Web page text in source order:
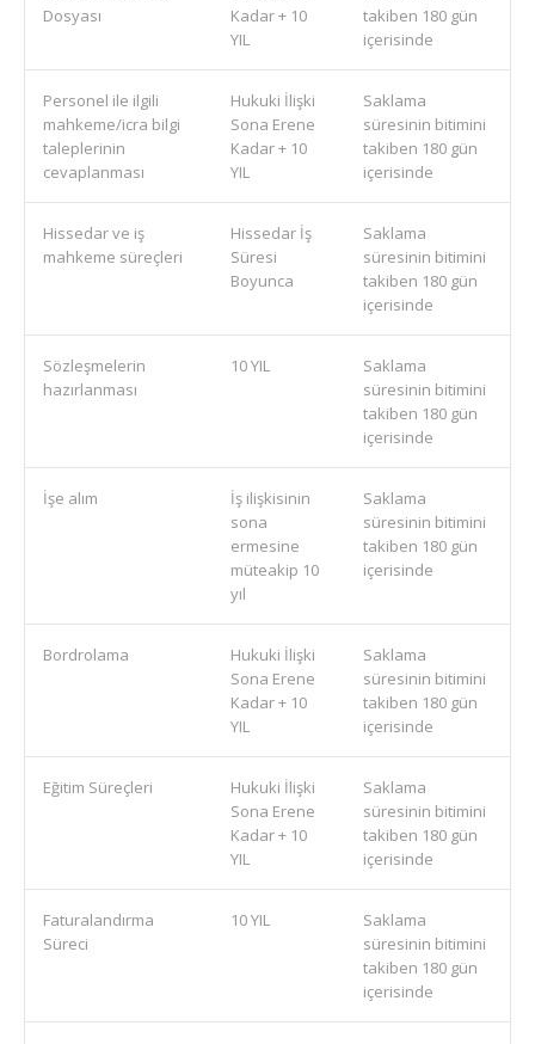
Dosyası
Kadar + 10
YIL
takiben 180 gün
içerisinde
Personel ile ilgili
mahkeme/icra bilgi
taleplerinin
cevaplanması
Hukuki İlişki
Sona Erene
Kadar + 10
YIL
Saklama
süresinin bitimini
takiben 180 gün
içerisinde
Hissedar ve iş
mahkeme süreçleri
Hissedar İş
Süresi
Boyunca
Saklama
süresinin bitimini
takiben 180 gün
içerisinde
Sözleşmelerin
hazırlanması
10 YIL
Saklama
süresinin bitimini
takiben 180 gün
içerisinde
İşe alım
İş ilişkisinin
sona
ermesine
müteakip 10
yıl
Saklama
süresinin bitimini
takiben 180 gün
içerisinde
Bordrolama
Hukuki İlişki
Sona Erene
Kadar + 10
YIL
Saklama
süresinin bitimini
takiben 180 gün
içerisinde
Eğitim Süreçleri
Hukuki İlişki
Sona Erene
Kadar + 10
YIL
Saklama
süresinin bitimini
takiben 180 gün
içerisinde
Faturalandırma
Süreci
10 YIL
Saklama
süresinin bitimini
takiben 180 gün
içerisinde